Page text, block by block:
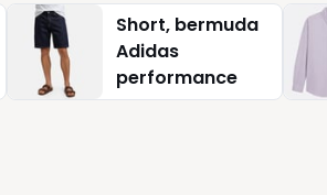
Short, bermuda
Adidas
performance